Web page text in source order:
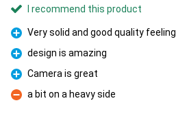
I recommend this product
Pro
Very solid and good quality feeling
Pro
design is amazing
Pro
Camera is great
Con
a bit on a heavy side